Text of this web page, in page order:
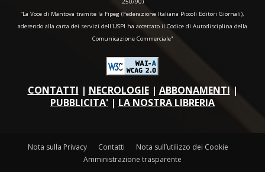
“La Voce di Mantova tramite la Fipeg (Federazione Italiana Piccoli Editori Giornali),
aderendo alla carta dei servizi dell'USPI ha accettato il Codice di Autodisciplina della
Comunicazione Commerciale"
CONTATTI | NECROLOGIE| ABBONAMENTI |
PUBBLICITA' | LA NOSTRA LIBRERIA
Nota sulla Privacy Contatti
Nota sull’utilizzo dei Cookie
Amministrazione trasparente